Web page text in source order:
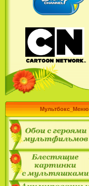
Мультбокс_Меню